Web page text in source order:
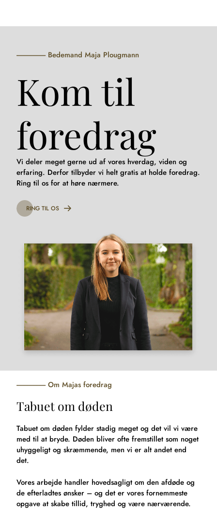
indhold
Bedemand Maja Plougmann
Kom til
foredrag
Vi deler meget gerne ud af vores hverdag, viden og
erfaring. Derfor tilbyder vi helt gratis at holde foredrag.
Ring til os for at høre nærmere.
RING TIL OS
Om Majas foredrag
Tabuet om døden
Tabuet om døden fylder stadig meget og det vil vi være
med til at bryde. Døden bliver ofte fremstillet som noget
uhyggeligt og skræmmende, men vi er alt andet end
det.
Vores arbejde handler hovedsagligt om den afdøde og
de efterladtes ønsker – og det er vores fornemmeste
opgave at skabe tillid, tryghed og være nærværende.